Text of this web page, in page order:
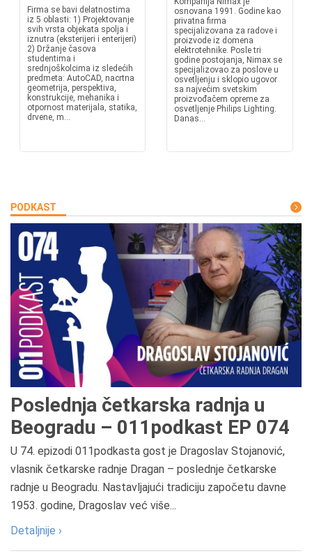
Firma se bavi delatnostima
iz 5 oblasti: 1) Projektovanje
svih vrsta objekata spolja i
iznutra (eksterijeri i enterijeri)
2) Držanje časova
studentima i
srednjoškolcima iz sledećih
predmeta: AutoCAD, nacrtna
geometrija, perspektiva,
konstrukcije, mehanika i
otpornost materijala, statika,
drvene, m...
osnovana 1991. Godine kao
privatna firma
specijalizovana za radove i
proizvode iz domena
elektrotehnike. Posle tri
godine postojanja, Nimax se
specijalizovao za poslove u
osvetljenju i sklopio ugovor
sa najvećim svetskim
proizvođačem opreme za
osvetljenje Philips Lighting.
Danas...
PODKAST
Poslednja četkarska radnja u
Beogradu – 011podkast EP 074
U 74. epizodi 011podkasta gost je Dragoslav Stojanović,
vlasnik četkarske radnje Dragan – poslednje četkarske
radnje u Beogradu. Nastavljajući tradiciju započetu davne
1953. godine, Dragoslav već više...
Detaljnije ›